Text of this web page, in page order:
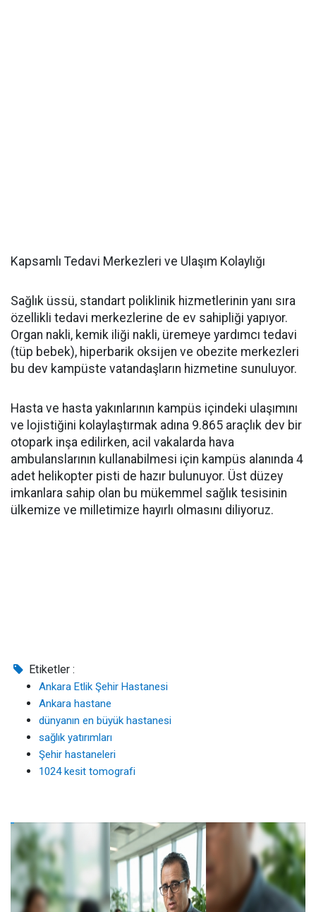
Kapsamlı Tedavi Merkezleri ve Ulaşım Kolaylığı
Sağlık üssü, standart poliklinik hizmetlerinin yanı sıra
özellikli tedavi merkezlerine de ev sahipliği yapıyor.
Organ nakli, kemik iliği nakli, üremeye yardımcı tedavi
(tüp bebek), hiperbarik oksijen ve obezite merkezleri
bu dev kampüste vatandaşların hizmetine sunuluyor.
Hasta ve hasta yakınlarının kampüs içindeki ulaşımını
ve lojistiğini kolaylaştırmak adına 9.865 araçlık dev bir
otopark inşa edilirken, acil vakalarda hava
ambulanslarının kullanabilmesi için kampüs alanında 4
adet helikopter pisti de hazır bulunuyor. Üst düzey
imkanlara sahip olan bu mükemmel sağlık tesisinin
ülkemize ve milletimize hayırlı olmasını diliyoruz.
Etiketler :
Ankara Etlik Şehir Hastanesi
Ankara hastane
dünyanın en büyük hastanesi
sağlık yatırımları
Şehir hastaneleri
1024 kesit tomografi